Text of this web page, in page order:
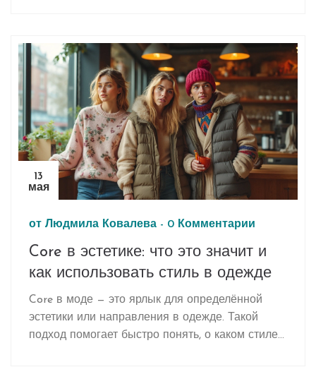
советами по сочетанию с разной одеждой.
Приведём интересные факты и тренды в мире
аксессуаров. Дадим советы, которые подойдут
как для новичков, так и для тех, кто хочет
обновить свой стиль.
13
мая
от Людмила Ковалева - 0 Комментарии
Core в эстетике: что это значит и
как использовать стиль в одежде
Core в моде — это ярлык для определённой
эстетики или направления в одежде. Такой
подход помогает быстро понять, о каком стиле